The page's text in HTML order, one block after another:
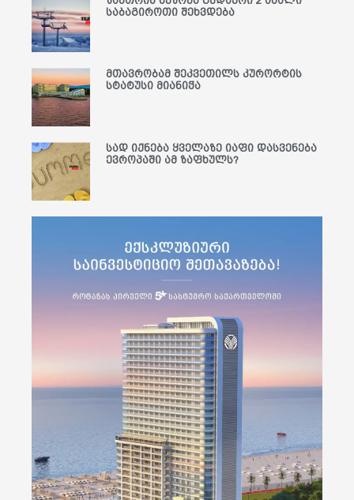
საბაგიროთი შეხვდება
მთავრობამ შეკვეთილს კურორტის
სტატუსი მიანიჭა
სად იქნება ყველაზე იაფი დასვენება
ევროპაში ამ ზაფხულს?